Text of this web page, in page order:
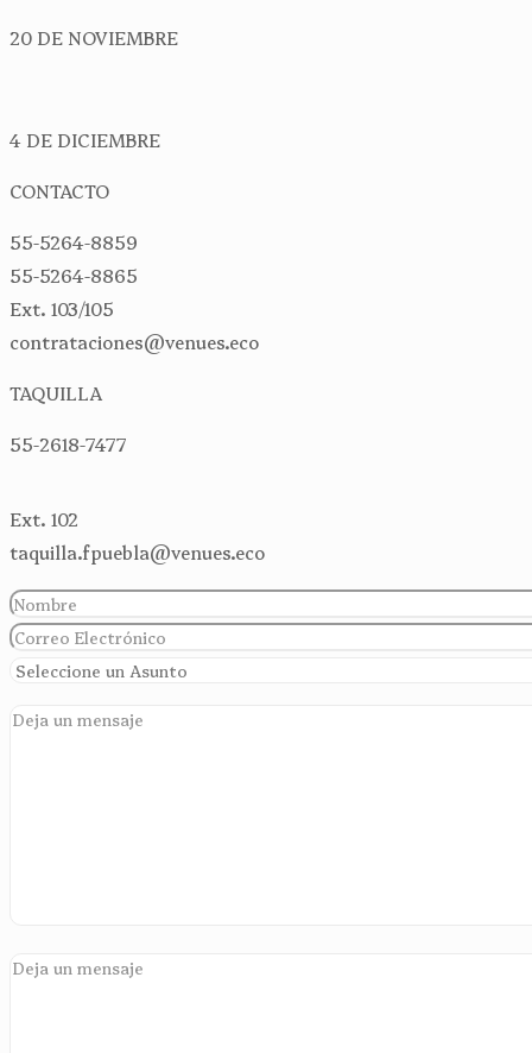
20 DE NOVIEMBRE
4 DE DICIEMBRE
CONTACTO
55-5264-8859
55-5264-8865
Ext. 103/105
contrataciones@venues.eco
TAQUILLA
55-2618-7477
Ext. 102
taquilla.fpuebla@venues.eco